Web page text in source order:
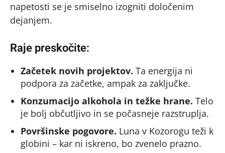
napetosti se je smiselno izogniti določenim
dejanjem.
Raje preskočite:
Začetek novih projektov. Ta energija ni
podpora za začetke, ampak za zaključke.
Konzumacijo alkohola in težke hrane. Telo
je bolj občutljivo in se počasneje razstruplja.
Površinske pogovore. Luna v Kozorogu teži k
globini – kar ni iskreno, bo zvenelo prazno.